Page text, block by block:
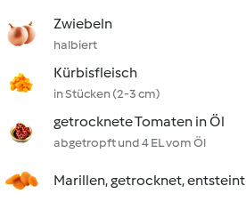
Zwiebeln
halbiert
Kürbisfleisch
in Stücken (2-3 cm)
getrocknete Tomaten in Öl
abgetropft und 4 EL vom Öl
Marillen, getrocknet, entsteint